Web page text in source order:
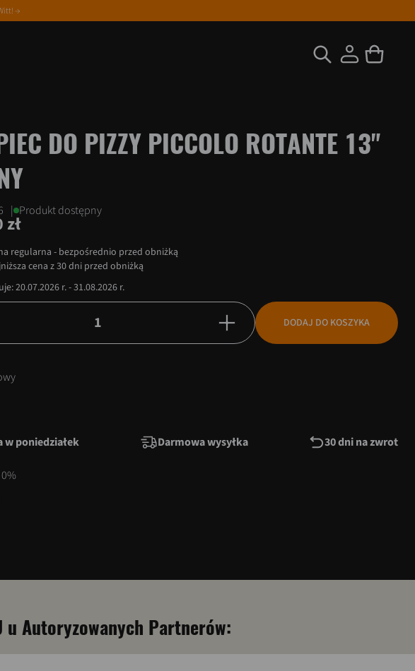
→
DO PIZZY PICCOLO ROTANTE 13"
| Produkt dostępny
zł
regularna - bezpośrednio przed obniżką
cena z 30 dni przed obniżką
20.07.2026 r. - 31.08.2026 r.
DODAJ DO KOSZYKA
w poniedziałek Darmowa wysyłka 30 dni na zwrot
u Autoryzowanych Partnerów: